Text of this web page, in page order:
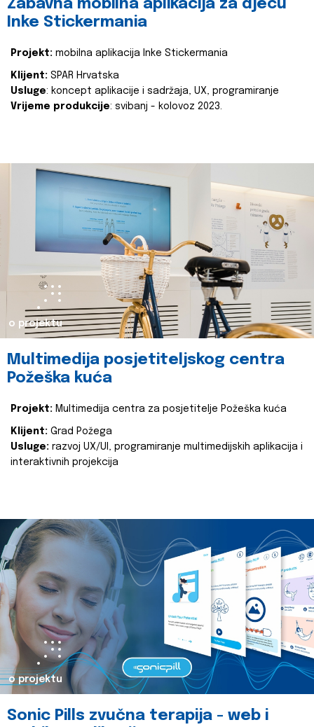
Zabavna mobilna aplikacija za djecu
Inke Stickermania
Projekt: mobilna aplikacija Inke Stickermania
Klijent: SPAR Hrvatska
Usluge: koncept aplikacije i sadržaja, UX, programiranje
Vrijeme produkcije: svibanj - kolovoz 2023.
o projektu
Multimedija posjetiteljskog centra
Požeška kuća
Projekt: Multimedija centra za posjetitelje Požeška kuća
Klijent: Grad Požega
Usluge: razvoj UX/UI, programiranje multimedijskih aplikacija i
interaktivnih projekcija
o projektu
Sonic Pills zvučna terapija - web i